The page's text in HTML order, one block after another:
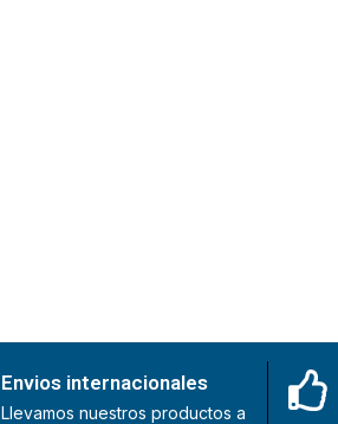
Envios internacionales
Llevamos nuestros productos a